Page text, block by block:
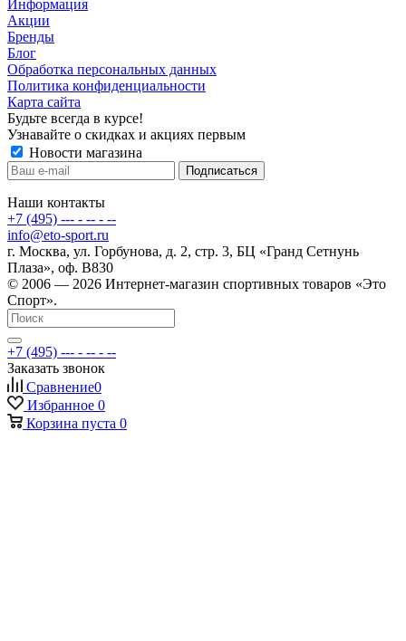
Информация
Акции
Бренды
Блог
Обработка персональных данных
Политика конфиденциальности
Карта сайта
Будьте всегда в курсе!
Узнавайте о скидках и акциях первым
Новости магазина
Наши контакты
+7 (495) --- - -- - --
info@eto-sport.ru
г. Москва, ул. Горбунова, д. 2, стр. 3, БЦ «Гранд Сетнунь
Плаза», оф. В830
© 2006 — 2026 Интернет-магазин спортивных товаров «Это
Спорт».
+7 (495) --- - -- - --
Заказать звонок
Сравнение0
Избранное 0
Корзина пуста 0